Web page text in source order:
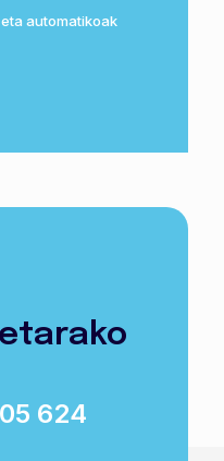
automatikoak
624